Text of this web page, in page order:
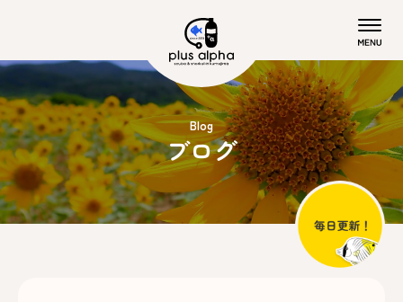
Blog
ブログ